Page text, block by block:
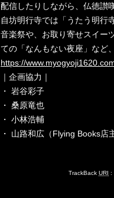
配信したりしながら、仏徳讃
自坊明行寺では「うたう明行
音楽祭や、お取り寄せスイー
ての「なんもない夜座」など
https://
｜企画協力｜
・ 岩谷彩子
・ 桑原竜也
・ 小林浩輔
・ 山路和広（Flying Books店
TrackBack URI :